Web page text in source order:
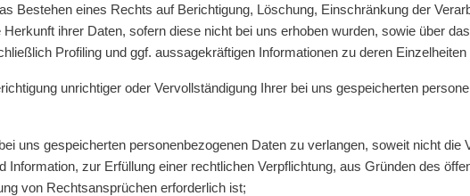
Bestehen eines Rechts auf Berichtigung, Löschung, Einschränkung der
ihrer Daten, sofern diese nicht bei uns erhoben wurden, sowie über
Profiling und ggf. aussagekräftigen Informationen zu deren Einzelheiten
unrichtiger oder Vervollständigung Ihrer bei uns gespeicherten
uns gespeicherten personenbezogenen Daten zu verlangen, soweit nicht die
Information, zur Erfüllung einer rechtlichen Verpflichtung, aus Gründen des
von Rechtsansprüchen erforderlich ist;